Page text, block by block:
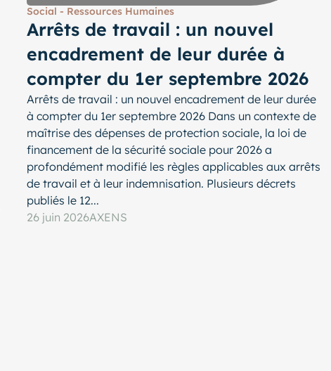
Social - Ressources Humaines
Arrêts de travail : un nouvel
encadrement de leur durée à
compter du 1er septembre 2026
Arrêts de travail : un nouvel encadrement de leur durée
à compter du 1er septembre 2026 Dans un contexte de
maîtrise des dépenses de protection sociale, la loi de
financement de la sécurité sociale pour 2026 a
profondément modifié les règles applicables aux arrêts
de travail et à leur indemnisation. Plusieurs décrets
publiés le 12...
26 juin 2026AXENS